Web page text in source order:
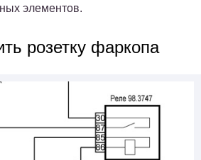
элементов.
розетку фаркопа